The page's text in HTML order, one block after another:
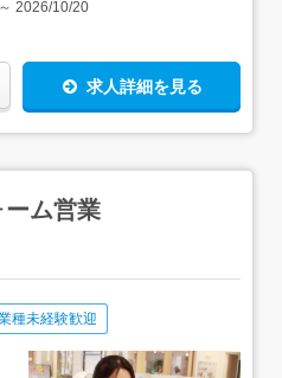
の増員募集です
～ 2026/10/20
求人詳細を見る
ム営業
種未経験歓迎